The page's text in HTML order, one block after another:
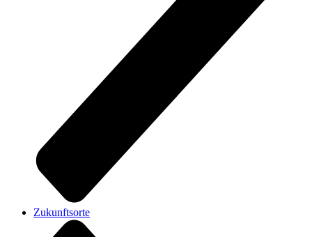
Zukunftsorte